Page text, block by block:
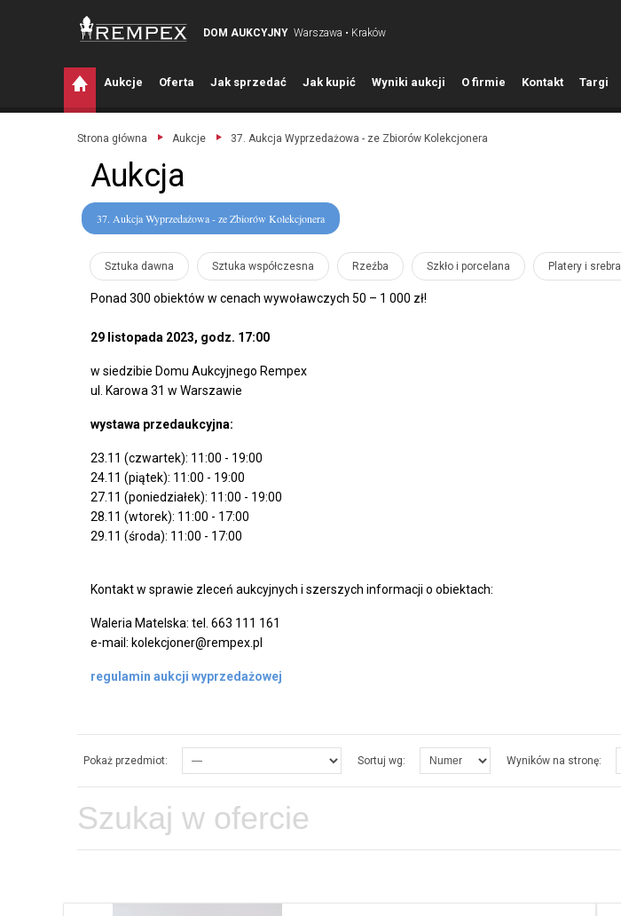
DOM AUKCYJNY Warszawa • Kraków
Aukcje Oferta Jak sprzedać Jak kupić Wyniki aukcji O firmie Kontakt Targi
Strona główna Aukcje 37. Aukcja Wyprzedażowa - ze Zbiorów Kolekcjonera
Aukcja
37. Aukcja Wyprzedażowa - ze Zbiorów Kolekcjonera
Sztuka dawna Sztuka współczesna Rzeźba Szkło i porcelana Platery i srebra
Ponad 300 obiektów w cenach wywoławczych 50 – 1 000 zł!
29 listopada 2023, godz. 17:00
w siedzibie Domu Aukcyjnego Rempex
ul. Karowa 31 w Warszawie
wystawa przedaukcyjna:
23.11 (czwartek): 11:00 - 19:00
24.11 (piątek): 11:00 - 19:00
27.11 (poniedziałek): 11:00 - 19:00
28.11 (wtorek): 11:00 - 17:00
29.11 (środa): 11:00 - 17:00
Kontakt w sprawie zleceń aukcyjnych i szerszych informacji o obiektach:
Waleria Matelska: tel. 663 111 161
e-mail: kolekcjoner@rempex.pl
regulamin aukcji wyprzedażowej
Pokaż przedmiot: Sortuj wg: Wyników na stronę: